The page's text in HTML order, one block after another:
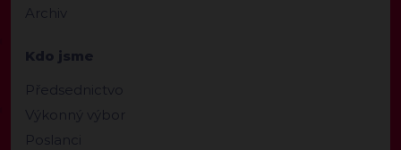
Archiv
Kdo jsme
Předsednictvo
Výkonný výbor
Poslanci